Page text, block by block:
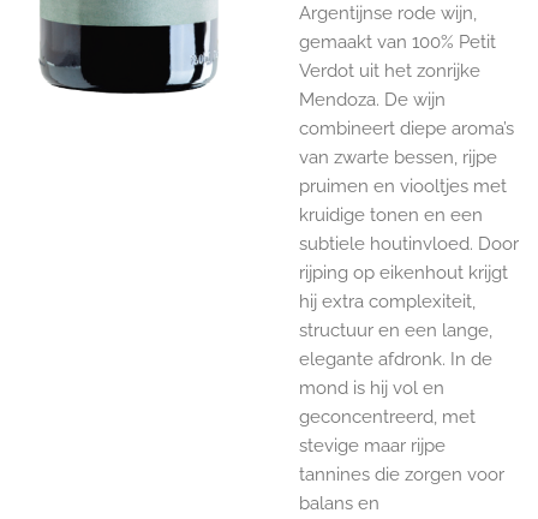
Argentijnse rode wijn,
gemaakt van 100% Petit
Verdot uit het zonrijke
Mendoza. De wijn
combineert diepe aroma’s
van zwarte bessen, rijpe
pruimen en viooltjes met
kruidige tonen en een
subtiele houtinvloed. Door
rijping op eikenhout krijgt
hij extra complexiteit,
structuur en een lange,
elegante afdronk. In de
mond is hij vol en
geconcentreerd, met
stevige maar rijpe
tannines die zorgen voor
balans en